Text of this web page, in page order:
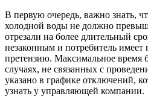
В первую очередь, важно знать,
холодной воды не должно
отрезали на более длительный
незаконным и потребитель имеет
претензию. Максимальное время
случаях, не связанных с
указано в графике отключений,
узнать у управляющей компании.